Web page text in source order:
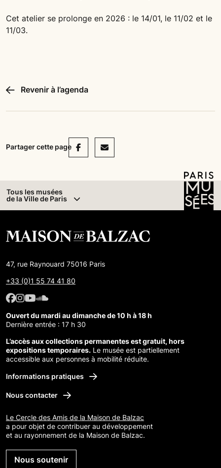
Cet atelier se prolonge en 2026 : le 14/01, le 11/02 et le
11/03.
Revenir à l’agenda
Partager cette pageFacebook
Mail
Tous les musées
de la Ville de Paris
47, rue Raynouard 75016 Paris
+33 (0)1 55 74 41 80
Facebook : Maison de Balzac
Facebook : Maison de Balzac
Youtube : Maison de Balzac
SoundCloud : Maison de Balzac
Ouvert du mardi au dimanche de 10 h à 18 h
Dernière entrée : 17 h 30
L’accès aux collections permanentes est gratuit, hors
expositions temporaires. Le musée est partiellement
accessible aux personnes à mobilité réduite.
Informations pratiques
Nous contacter
Le Cercle des Amis de la Maison de Balzac
a pour objet de contribuer au développement
et au rayonnement de la Maison de Balzac.
Nous soutenir